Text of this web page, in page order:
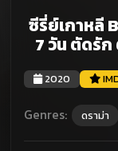
ซีรี่ย์เกาหลี
7 วัน ตัดรั
2020
Genres: ดราม่า